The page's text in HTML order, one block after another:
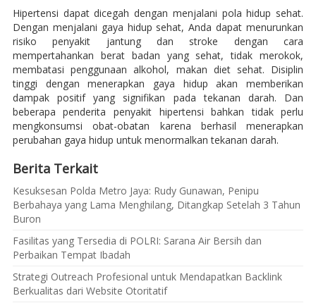
Hipertensi dapat dicegah dengan menjalani pola hidup sehat.
Dengan menjalani gaya hidup sehat, Anda dapat menurunkan
risiko penyakit jantung dan stroke dengan cara
mempertahankan berat badan yang sehat, tidak merokok,
membatasi penggunaan alkohol, makan diet sehat. Disiplin
tinggi dengan menerapkan gaya hidup akan memberikan
dampak positif yang signifikan pada tekanan darah. Dan
beberapa penderita penyakit hipertensi bahkan tidak perlu
mengkonsumsi obat-obatan karena berhasil menerapkan
perubahan gaya hidup untuk menormalkan tekanan darah.
Berita Terkait
Kesuksesan Polda Metro Jaya: Rudy Gunawan, Penipu
Berbahaya yang Lama Menghilang, Ditangkap Setelah 3 Tahun
Buron
Fasilitas yang Tersedia di POLRI: Sarana Air Bersih dan
Perbaikan Tempat Ibadah
Strategi Outreach Profesional untuk Mendapatkan Backlink
Berkualitas dari Website Otoritatif